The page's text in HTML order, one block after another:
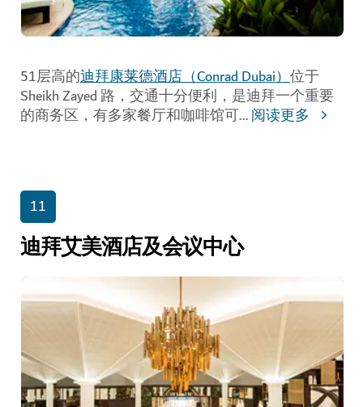
51层高的迪拜康莱德酒店（Conrad Dubai）位于
Sheikh Zayed 路，交通十分便利，是迪拜一个重要
的商务区，有多家餐厅和咖啡馆可...阅读更多
11
迪拜艾美酒店及会议中心